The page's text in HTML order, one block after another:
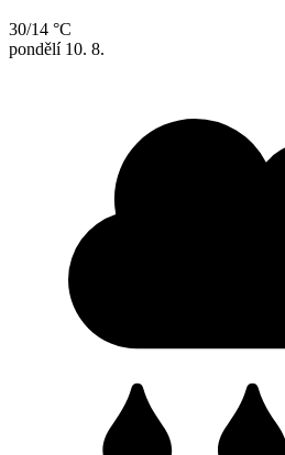
30/14 °C
pondělí 10. 8.